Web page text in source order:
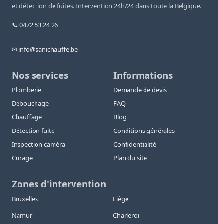
et détection de fuites. Intervention 24h/24 dans toute la Belgique.
📞 0472 53 24 26
✉ info@sanichauffe.be
Nos services
Plomberie
Débouchage
Chauffage
Détection fuite
Inspection caméra
Curage
Informations
Demande de devis
FAQ
Blog
Conditions générales
Confidentialité
Plan du site
Zones d'intervention
Bruxelles
Liège
Namur
Charleroi